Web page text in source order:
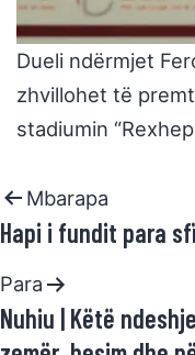
Dueli ndërmjet
zhvillohet të
stadiumin
Mbarapa
Hapi i fundit para
Para
Nuhiu | Këtë